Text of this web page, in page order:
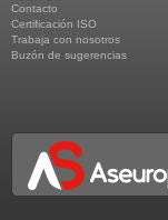
Contacto
Certificación ISO
Trabaja con nosotros
Buzón de sugerencias